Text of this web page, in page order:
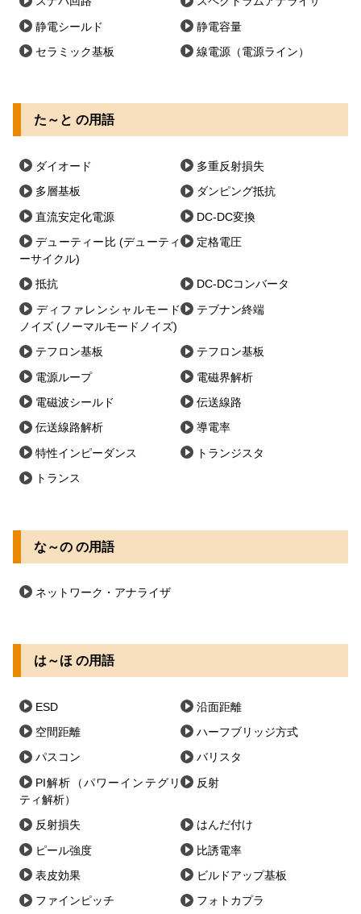
静電シールド 静電容量
セラミック基板 線電源（電源ライン）
た～と の用語
ダイオード 多重反射損失
多層基板 ダンピング抵抗
直流安定化電源 DC-DC変換
デューティー比 (デューティ
ーサイクル)
定格電圧
抵抗 DC-DCコンバータ
ディファレンシャルモード
ノイズ (ノーマルモードノイズ)
テブナン終端
テフロン基板 テフロン基板
電源ループ 電磁界解析
電磁波シールド 伝送線路
伝送線路解析 導電率
特性インピーダンス トランジスタ
トランス
な～の の用語
ネットワーク・アナライザ
は～ほ の用語
ESD 沿面距離
空間距離 ハーフブリッジ方式
パスコン バリスタ
PI解析（パワーインテグリ
ティ解析）
反射
反射損失 はんだ付け
ピール強度 比誘電率
表皮効果 ビルドアップ基板
ファインピッチ フォトカプラ